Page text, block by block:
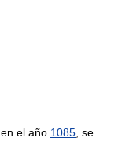
, en el año 1085 , se